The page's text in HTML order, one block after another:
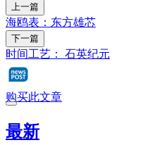
上一篇
海鸥表：东方雄芯
下一篇
时间工艺： 石英纪元
购买此文章
最新